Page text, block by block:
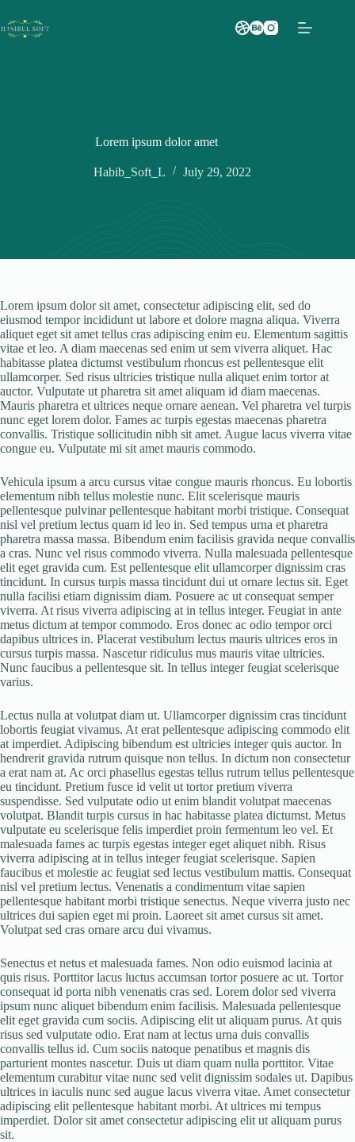
to
content
Lorem ipsum dolor amet
Habib_Soft_L July 29, 2022
Lorem ipsum dolor sit amet, consectetur adipiscing elit, sed do
eiusmod tempor incididunt ut labore et dolore magna aliqua. Viverra
aliquet eget sit amet tellus cras adipiscing enim eu. Elementum sagittis
vitae et leo. A diam maecenas sed enim ut sem viverra aliquet. Hac
habitasse platea dictumst vestibulum rhoncus est pellentesque elit
ullamcorper. Sed risus ultricies tristique nulla aliquet enim tortor at
auctor. Vulputate ut pharetra sit amet aliquam id diam maecenas.
Mauris pharetra et ultrices neque ornare aenean. Vel pharetra vel turpis
nunc eget lorem dolor. Fames ac turpis egestas maecenas pharetra
convallis. Tristique sollicitudin nibh sit amet. Augue lacus viverra vitae
congue eu. Vulputate mi sit amet mauris commodo.
Vehicula ipsum a arcu cursus vitae congue mauris rhoncus. Eu lobortis
elementum nibh tellus molestie nunc. Elit scelerisque mauris
pellentesque pulvinar pellentesque habitant morbi tristique. Consequat
nisl vel pretium lectus quam id leo in. Sed tempus urna et pharetra
pharetra massa massa. Bibendum enim facilisis gravida neque convallis
a cras. Nunc vel risus commodo viverra. Nulla malesuada pellentesque
elit eget gravida cum. Est pellentesque elit ullamcorper dignissim cras
tincidunt. In cursus turpis massa tincidunt dui ut ornare lectus sit. Eget
nulla facilisi etiam dignissim diam. Posuere ac ut consequat semper
viverra. At risus viverra adipiscing at in tellus integer. Feugiat in ante
metus dictum at tempor commodo. Eros donec ac odio tempor orci
dapibus ultrices in. Placerat vestibulum lectus mauris ultrices eros in
cursus turpis massa. Nascetur ridiculus mus mauris vitae ultricies.
Nunc faucibus a pellentesque sit. In tellus integer feugiat scelerisque
varius.
Lectus nulla at volutpat diam ut. Ullamcorper dignissim cras tincidunt
lobortis feugiat vivamus. At erat pellentesque adipiscing commodo elit
at imperdiet. Adipiscing bibendum est ultricies integer quis auctor. In
hendrerit gravida rutrum quisque non tellus. In dictum non consectetur
a erat nam at. Ac orci phasellus egestas tellus rutrum tellus pellentesque
eu tincidunt. Pretium fusce id velit ut tortor pretium viverra
suspendisse. Sed vulputate odio ut enim blandit volutpat maecenas
volutpat. Blandit turpis cursus in hac habitasse platea dictumst. Metus
vulputate eu scelerisque felis imperdiet proin fermentum leo vel. Et
malesuada fames ac turpis egestas integer eget aliquet nibh. Risus
viverra adipiscing at in tellus integer feugiat scelerisque. Sapien
faucibus et molestie ac feugiat sed lectus vestibulum mattis. Consequat
nisl vel pretium lectus. Venenatis a condimentum vitae sapien
pellentesque habitant morbi tristique senectus. Neque viverra justo nec
ultrices dui sapien eget mi proin. Laoreet sit amet cursus sit amet.
Volutpat sed cras ornare arcu dui vivamus.
Senectus et netus et malesuada fames. Non odio euismod lacinia at
quis risus. Porttitor lacus luctus accumsan tortor posuere ac ut. Tortor
consequat id porta nibh venenatis cras sed. Lorem dolor sed viverra
ipsum nunc aliquet bibendum enim facilisis. Malesuada pellentesque
elit eget gravida cum sociis. Adipiscing elit ut aliquam purus. At quis
risus sed vulputate odio. Erat nam at lectus urna duis convallis
convallis tellus id. Cum sociis natoque penatibus et magnis dis
parturient montes nascetur. Duis ut diam quam nulla porttitor. Vitae
elementum curabitur vitae nunc sed velit dignissim sodales ut. Dapibus
ultrices in iaculis nunc sed augue lacus viverra vitae. Amet consectetur
adipiscing elit pellentesque habitant morbi. At ultrices mi tempus
imperdiet. Dolor sit amet consectetur adipiscing elit ut aliquam purus
sit.